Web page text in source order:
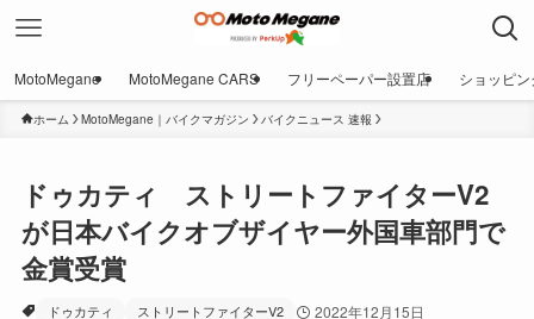
MotoMegane MotoMegane CARS フリーペーパー設置店 ショッピン
ホーム MotoMegane｜バイクマガジン バイクニュース 速報
ドゥカティ ストリートファイターV2
が日本バイクオブザイヤー外国車部門で
金賞受賞
ドゥカティ ストリートファイターV2 2022年12月15日